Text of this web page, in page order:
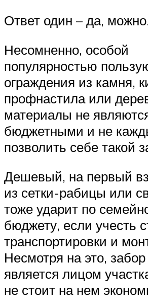
Ответ один – да,
Несомненно, особой
популярностью
ограждения из камня,
профнастила или
материалы не
бюджетными и не
позволить себе такой
Дешевый, на первый
из сетки-рабицы или
тоже ударит по
бюджету, если учесть
транспортировки и
Несмотря на это,
является лицом
не стоит на нем